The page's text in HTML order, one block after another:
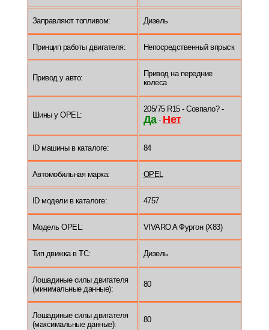
Заправляют топливом: Дизель
Принцип работы двигателя: Непосредственный впрыск
Привод у авто:
Привод на передние
колеса
Шины у OPEL:
205/75 R15 - Совпало? -
Да- Нет
ID машины в каталоге: 84
Автомобильная марка: OPEL
ID модели в каталоге: 4757
Модель OPEL: VIVARO A Фургон (X83)
Тип движка в ТС: Дизель
Лошадиные силы двигателя
(минимальные данные):
80
Лошадиные силы двигателя
(максимальные данные):
80